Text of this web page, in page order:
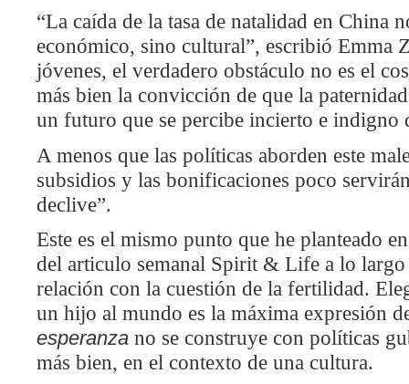
“La caída de la tasa de natalidad en China
económico, sino cultural”, escribió Emma
jóvenes, el verdadero obstáculo no es el
más bien la convicción de que la
un futuro que se percibe incierto e indigno
A menos que las políticas aborden este
subsidios y las bonificaciones poco
declive”.
Este es el mismo punto que he planteado
del articulo semanal Spirit & Life a lo largo
relación con la cuestión de la fertilidad.
un hijo al mundo es la máxima expresión
esperanza no se construye con políticas
más bien, en el contexto de una cultura.